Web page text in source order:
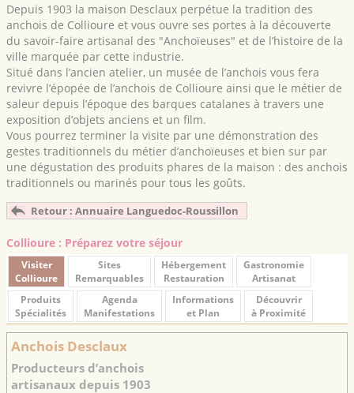
Depuis 1903 la maison Desclaux perpétue la tradition des
anchois de Collioure et vous ouvre ses portes à la découverte
du savoir-faire artisanal des "Anchoïeuses" et de l’histoire de la
ville marquée par cette industrie.
Situé dans l’ancien atelier, un musée de l’anchois vous fera
revivre l’épopée de l’anchois de Collioure ainsi que le métier de
saleur depuis l’époque des barques catalanes à travers une
exposition d’objets anciens et un film.
Vous pourrez terminer la visite par une démonstration des
gestes traditionnels du métier d’anchoïeuses et bien sur par
une dégustation des produits phares de la maison : des anchois
traditionnels ou marinés pour tous les goûts.
Retour : Annuaire Languedoc-Roussillon
Collioure : Préparez votre séjour
Visiter
Collioure
Sites
Remarquables
Hébergement
Restauration
Gastronomie
Artisanat
Produits
Spécialités
Agenda
Manifestations
Informations
et Plan
Découvrir
à Proximité
Anchois Desclaux
Producteurs d’anchois
artisanaux depuis 1903